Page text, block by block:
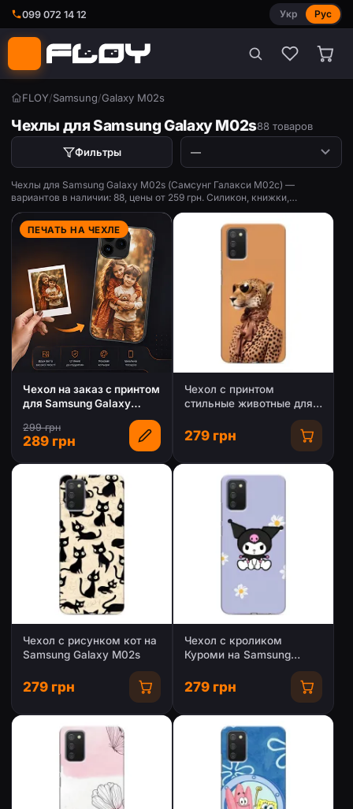
099 072 14 12 Укр Рус
FLOY/Samsung/Galaxy M02s
Чехлы для Samsung Galaxy M02s88 товаров
Фильтры
Чехлы для Samsung Galaxy M02s (Самсунг Галакси М02с) —
вариантов в наличии: 88, цены от 259 грн. Силикон, книжки,
противоударные, с принтом.
ПЕЧАТЬ НА ЧЕХЛЕ
Чехол на заказ с принтом
для Samsung Galaxy
299 грн
289 грн
Чехол с принтом
стильные животные для
279 грн
Чехол с рисунком кот на
Samsung Galaxy M02s
279 грн
Чехол с кроликом
Куроми на Samsung
279 грн